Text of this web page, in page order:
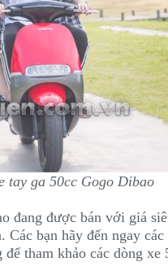
tay ga 50cc Gogo Dibao
đang được bán với giá
bạn hãy đến ngay
để tham khảo các dòng